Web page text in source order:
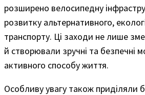
розширено велосипедну
розвитку альтернативного,
транспорту. Ці заходи не лише
й створювали зручні та безпечні
активного способу життя.
Особливу увагу також приділяли